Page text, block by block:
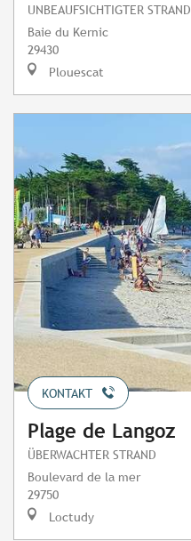
UNBEAUFSICHTIGTER STRAND
Baie du Kernic
29430
Plouescat
KONTAKT
Plage de Langoz
ÜBERWACHTER STRAND
Boulevard de la mer
29750
Loctudy